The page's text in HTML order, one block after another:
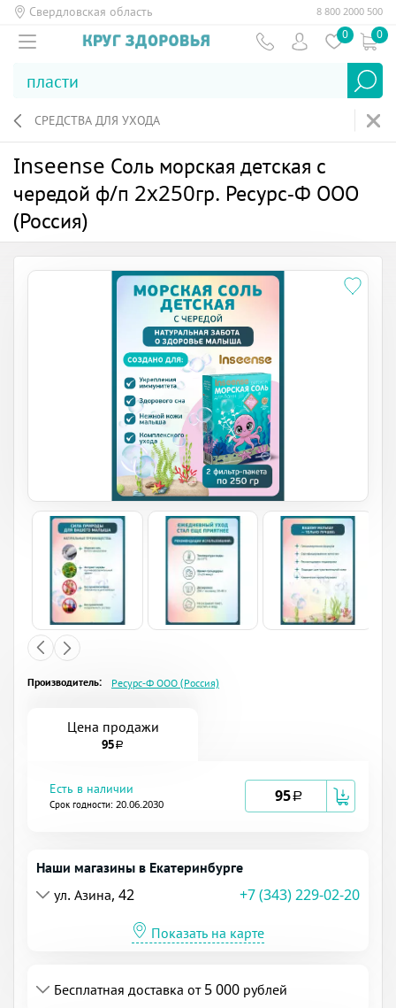
Свердловская область 8 800 2000 500
0 0
СРЕДСТВА ДЛЯ УХОДА
Inseense Соль морская детская с
чередой ф/п 2x250гр. Ресурс-Ф ООО
(Россия)
Производитель: Ресурс-Ф ООО (Россия)
Цена продажи
95 a
Есть в наличии
Срок годности: 20.06.2030 95a
Наши магазины в Екатеринбурге
ул. Азина, 42
+7 (343) 229-02-20
Показать на карте
Бесплатная доставка от 5 000 рублей